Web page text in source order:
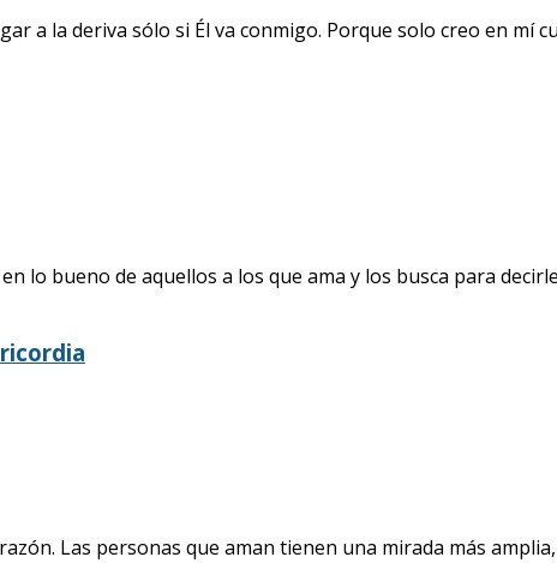
a la deriva sólo si Él va conmigo. Porque solo creo en mí
lo bueno de aquellos a los que ama y los busca para
Las personas que aman tienen una mirada más